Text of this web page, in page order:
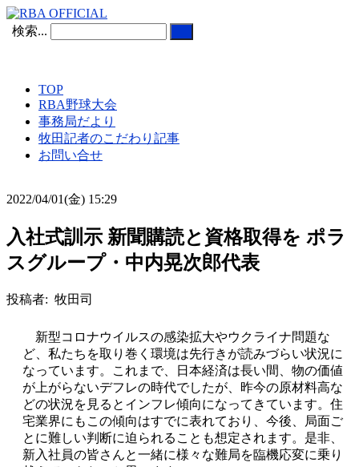
検索...
TOP
RBA野球大会
事務局だより
牧田記者のこだわり記事
お問い合せ
2022/04/01(金) 15:29
入社式訓示 新聞購読と資格取得を ポラ
スグループ・中内晃次郎代表
投稿者: 牧田司
新型コロナウイルスの感染拡大やウクライナ問題な
ど、私たちを取り巻く環境は先行きが読みづらい状況に
なっています。これまで、日本経済は長い間、物の価値
が上がらないデフレの時代でしたが、昨今の原材料高な
どの状況を見るとインフレ傾向になってきています。住
宅業界にもこの傾向はすでに表れており、今後、局面ご
とに難しい判断に迫られることも想定されます。是非、
新入社員の皆さんと一緒に様々な難局を臨機応変に乗り